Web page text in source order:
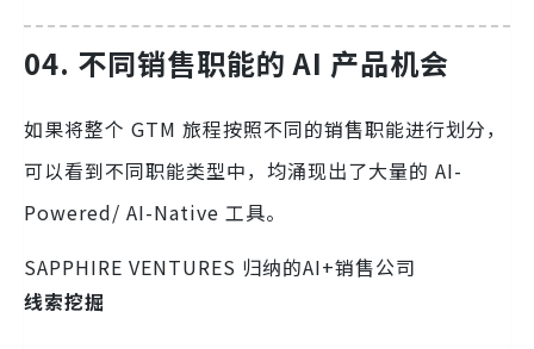
04. 不同销售职能的 AI 产品机会
如果将整个 GTM 旅程按照不同的销售职能进行划分，
可以看到不同职能类型中，均涌现出了大量的 AI-
Powered/ AI-Native 工具。
SAPPHIRE VENTURES 归纳的AI+销售公司
线索挖掘